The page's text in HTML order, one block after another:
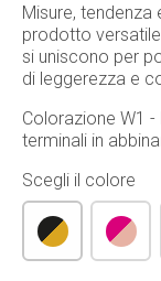
Misure, tendenza
prodotto
si uniscono per
di leggerezza e
Colorazione W1
terminali in
Scegli il colore